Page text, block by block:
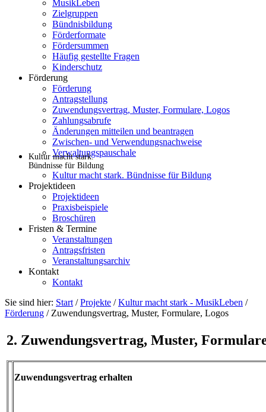
MusikLeben
Zielgruppen
Bündnisbildung
Förderformate
Fördersummen
Häufig gestellte Fragen
Kinderschutz
Förderung
Förderung
Antragstellung
Zuwendungsvertrag, Muster, Formulare, Logos
Zahlungsabrufe
Änderungen mitteilen und beantragen
Zwischen- und Verwendungsnachweise
Verwaltungspauschale
Kultur macht stark.
Bündnisse für Bildung
Kultur macht stark. Bündnisse für Bildung
Projektideen
Projektideen
Praxisbeispiele
Broschüren
Fristen & Termine
Veranstaltungen
Antragsfristen
Veranstaltungsarchiv
Kontakt
Kontakt
Sie sind hier: Start/Projekte /Kultur macht stark - MusikLeben /
Förderung /Zuwendungsvertrag, Muster, Formulare, Logos
2. Zuwendungsvertrag, Muster,
Zuwendungsvertrag erhalten